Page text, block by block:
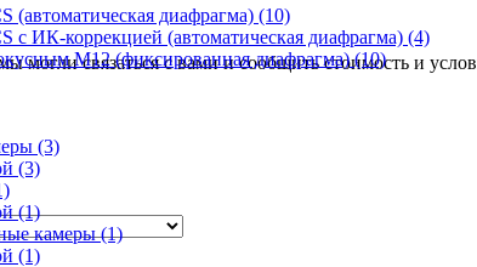
(автоматическая диафрагма) (10)
с ИК-коррекцией (автоматическая диафрагма) (4)
М12 (фиксированная диафрагма)(10)
(3)
(3)
(1)
камеры(1)
(1)
связаться с вами и сообщить стоимость и